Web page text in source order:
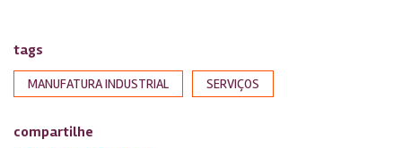
tags
MANUFATURA INDUSTRIAL SERVIÇOS
compartilhe